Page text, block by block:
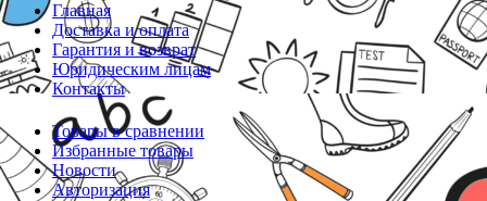
Главная
Доставка и оплата
Гарантия и возврат
Юридическим лицам
Контакты
Товары в сравнении
Избранные товары
Новости
Авторизация